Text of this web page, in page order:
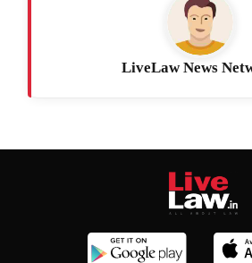
LiveLaw News